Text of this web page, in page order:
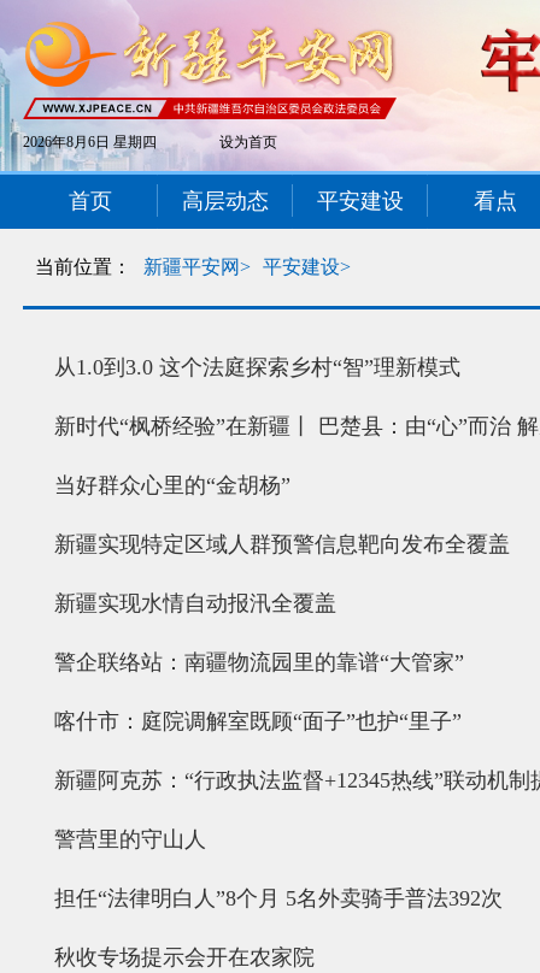
2026年8月6日 星期四 设为首页
首页 高层动态 平安建设 看点
当前位置： 新疆平安网> 平安建设>
从1.0到3.0 这个法庭探索乡村“智”理新模式
新时代“枫桥经验”在新疆丨 巴楚县：由“心”而治
当好群众心里的“金胡杨”
新疆实现特定区域人群预警信息靶向发布全覆盖
新疆实现水情自动报汛全覆盖
警企联络站：南疆物流园里的靠谱“大管家”
喀什市：庭院调解室既顾“面子”也护“里子”
新疆阿克苏：“行政执法监督+12345热线”联动机制
警营里的守山人
担任“法律明白人”8个月 5名外卖骑手普法392次
秋收专场提示会开在农家院